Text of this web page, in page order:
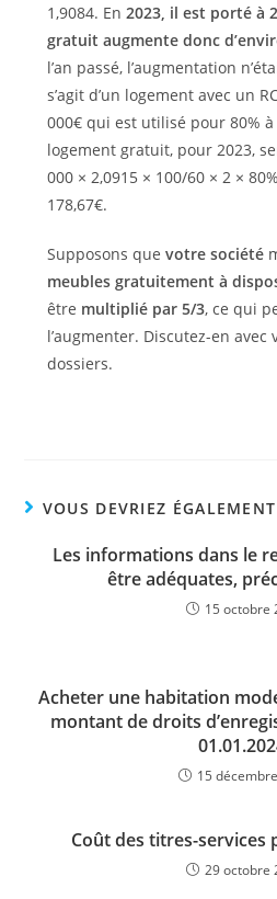
1,9084. En 2023, il est porté à
gratuit augmente donc
l’an passé, l’augmentation
s’agit d’un logement avec un
000€ qui est utilisé pour 80% à
logement gratuit, pour 2023,
000 × 2,0915 × 100/60 × 2 ×
178,67€.
Supposons que votre société
meubles gratuitement à
être multiplié par 5/3, ce qui
l’augmenter. Discutez-en
dossiers.
VOUS DEVRIEZ
Les informations dans le
être adéquates,
15 octobre
Acheter une habitation
montant de droits
15
Coût des titres-services
29 octobre